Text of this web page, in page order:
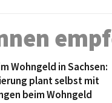
Wohngeld in Sachsen:
plant selbst mit
beim Wohngeld